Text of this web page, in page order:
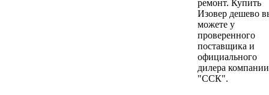
ремонт. Купить
Изовер дешево
можете у
проверенного
поставщика и
официального
дилера компании
"ССК".